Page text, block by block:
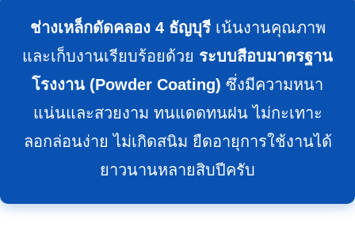
ช่างเหล็กดัดคลอง 4 ธัญบุรีเน้นงานคุณภาพ
และเก็บงานเรียบร้อยด้วย ระบบสีอบมาตรฐาน
โรงงาน (Powder Coating) ซึ่งมีความหนา
แน่นและสวยงาม ทนแดดทนฝน ไม่กะเทาะ
ลอกล่อนง่าย ไม่เกิดสนิม ยืดอายุการใช้งานได้
ยาวนานหลายสิบปีครับ